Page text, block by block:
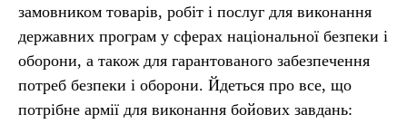
замовником товарів, робіт і послуг для виконання
державних програм у сферах національної безпеки і
оборони, а також для гарантованого забезпечення
потреб безпеки і оборони. Йдеться про все, що
потрібне армії для виконання бойових завдань: